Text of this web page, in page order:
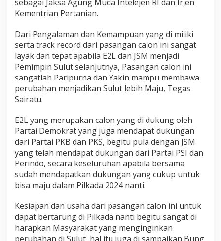
sebagai Jaksa Agung Muda Intelejen RI dan Irjen
Kementrian Pertanian.
Dari Pengalaman dan Kemampuan yang di miliki
serta track record dari pasangan calon ini sangat
layak dan tepat apabila E2L dan JSM menjadi
Pemimpin Sulut selanjutnya, Pasangan calon ini
sangatlah Paripurna dan Yakin mampu membawa
perubahan menjadikan Sulut lebih Maju, Tegas
Sairatu.
E2L yang merupakan calon yang di dukung oleh
Partai Demokrat yang juga mendapat dukungan
dari Partai PKB dan PKS, begitu pula dengan JSM
yang telah mendapat dukungan dari Partai PSI dan
Perindo, secara keseluruhan apabila bersama
sudah mendapatkan dukungan yang cukup untuk
bisa maju dalam Pilkada 2024 nanti.
Kesiapan dan usaha dari pasangan calon ini untuk
dapat bertarung di Pilkada nanti begitu sangat di
harapkan Masyarakat yang menginginkan
perubahan di Sulut, hal itu juga di sampaikan Bung